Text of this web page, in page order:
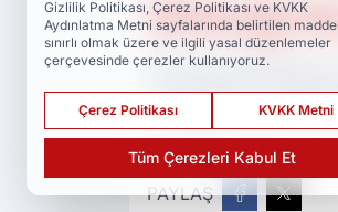
Elazığ
programı
PAYLAŞ
Gizlilik Politikası, Çerez Politikası ve KVKK
Aydınlatma Metni sayfalarında belirtilen
sınırlı olmak üzere ve ilgili yasal düzenlemeler
çerçevesinde çerezler kullanıyoruz.
Çerez Politikası KVKK Metni
Tüm Çerezleri Kabul Et